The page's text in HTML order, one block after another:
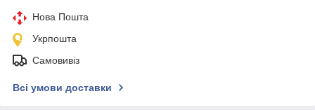
Нова Пошта
Укрпошта
Самовивіз
Всі умови доставки